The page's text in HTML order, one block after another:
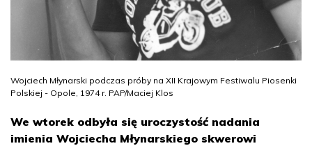
Wojciech Młynarski podczas próby na XII Krajowym Festiwalu Piosenki
Polskiej - Opole, 1974 r. PAP/Maciej Klos
We wtorek odbyła się uroczystość nadania
imienia Wojciecha Młynarskiego skwerowi